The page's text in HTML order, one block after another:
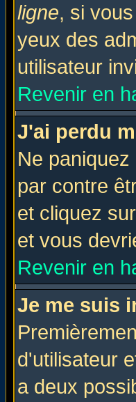
ligne, si
yeux des
utilisateur
Revenir en
J'ai perdu
Ne
par contre
et cliquez sur
et vous
Revenir en
Je me suis
d'utilisateur
a deux